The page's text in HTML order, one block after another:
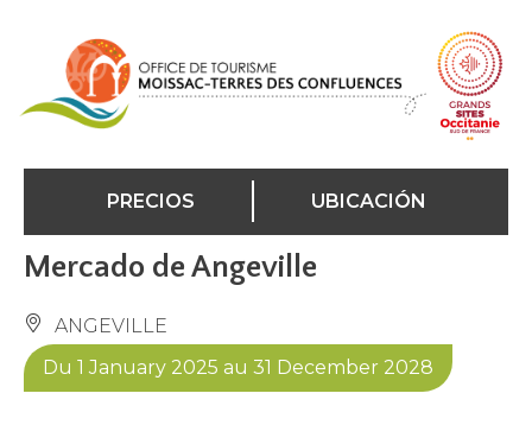
PRECIOS UBICACIÓN
Mercado de Angeville
ANGEVILLE
Du 1 January 2025 au 31 December 2028